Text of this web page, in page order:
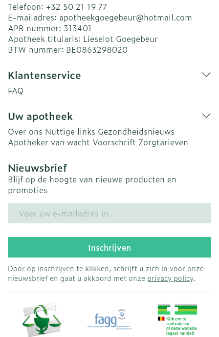
Telefoon: +32 50 21 19 77
E-mailadres: apotheekgoegebeur@hotmail.com
APB nummer: 313401
Apotheek titularis: Lieselot Goegebeur
BTW nummer: BE0863298020
Klantenservice
FAQ
Uw apotheek
Over ons Nuttige links Gezondheidsnieuws
Apotheker van wacht Voorschrift Zorgtarieven
Nieuwsbrief
Blijf op de hoogte van nieuwe producten en
promoties
Inschrijven
Door op inschrijven te klikken, schrijft u zich in voor onze
nieuwsbrief en gaat u akkoord met onze privacy policy.